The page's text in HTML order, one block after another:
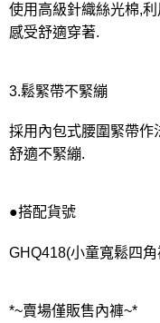
使用高級針織絲光棉,
感受舒適穿著.
3.鬆緊帶不緊繃
採用內包式腰圍緊帶作
舒適不緊繃.
●搭配貨號
GHQ418(小童寬鬆四角
*~賣場僅販售內褲~*